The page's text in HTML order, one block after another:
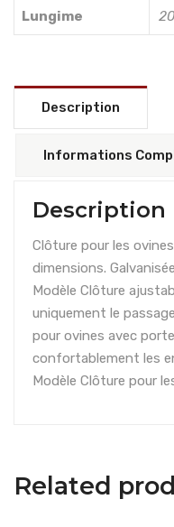
Lungime
Description
Informations
Description
Clôture pour les
dimensions.
Modèle Clôture
uniquement le
pour ovines avec
confortablement les
Modèle Clôture pour
Related